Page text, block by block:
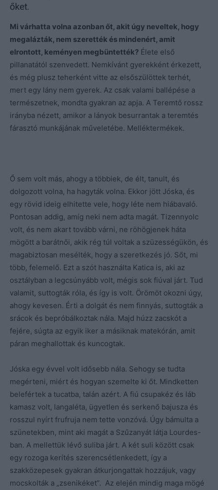
őket.
Mi várhatta volna azonban őt, akit úgy neveltek, hogy
megalázták, nem szerették és mindenért, amit
elrontott, keményen megbüntették? Élete első
pillanatától szenvedett. Nemkívánt gyerekként érkezett,
és még plusz teherként vitte az elsőszülöttek terhét,
mert egy lány nem gyerek. Az csak valami ballépése a
természetnek, mondta gyakran az apja. A Teremtő rossz
irányba nézett, amikor a lányok besurrantak a teremtés
fárasztó munkájának műveletébe. Melléktermékek.
Ő sem volt más, ahogy a többiek, de élt, tanult, és
dolgozott volna, ha hagyták volna. Ekkor jött Jóska, és
egy rövid ideig elhitette vele, hogy léte nem hiábavaló.
Pontosan addig, amíg neki nem adta magát. Tizennyolc
volt, és nem akart tovább várni, ne röhögjenek háta
mögött a barátnői, akik rég túl voltak a szüzességükön, és
magabiztosan mesélték, hogy a szeretkezés jó. Sőt, mi
több, felemelő. Ezt a szót használta Katica is, aki az
osztályban a legcsúnyább volt, mégis sok fiúval járt. Tud
valamit, suttogták róla, és így is volt. Örömöt okozni úgy,
ahogy kevesen. Érti a dolgát és nem finnyás, suttogták a
srácok és bepróbálkoztak nála. Majd húzz zacskót a
fejére, súgta az egyik iker a másiknak matekórán, amit
páran meghallottak és kuncogtak.
Jóska egy évvel volt idősebb nála. Sehogy se tudta
megérteni, miért és hogyan szemelte ki őt. Mindketten
belefértek a tucatba, talán azért. A fiú csupakéz és láb
kamasz volt, langaléta, ügyetlen és serkenő bajusza és
rosszul nyírt frufruja nem tette vonzóvá. Úgy bámulta a
szünetekben, mint aki magát a Szűzanyát látja Lourdes-
ban. A mellettük lévő suliba járt. A két suli között csak
egy rozoga kerítés szerencsétlenkedett, így a
szakközepesek gyakran átkurjongattak hozzájuk, vagy
mocskolták a „zsenikéket”. Az elején mindig maga mögé